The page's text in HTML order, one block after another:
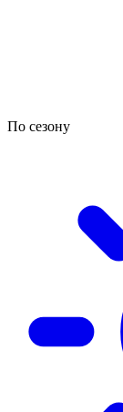
По сезону